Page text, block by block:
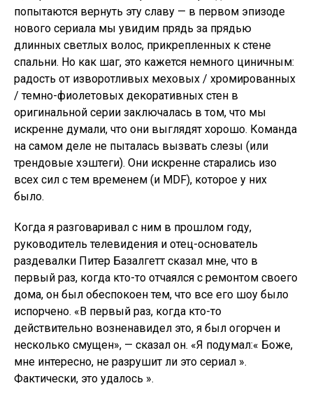
попытаются вернуть эту славу — в первом эпизоде
нового сериала мы увидим прядь за прядью
длинных светлых волос, прикрепленных к стене
спальни. Но как шаг, это кажется немного циничным:
радость от изворотливых меховых / хромированных
/ темно-фиолетовых декоративных стен в
оригинальной серии заключалась в том, что мы
искренне думали, что они выглядят хорошо. Команда
на самом деле не пыталась вызвать слезы (или
трендовые хэштеги). Они искренне старались изо
всех сил с тем временем (и MDF), которое у них
было.
Когда я разговаривал с ним в прошлом году,
руководитель телевидения и отец-основатель
раздевалки Питер Базалгетт сказал мне, что в
первый раз, когда кто-то отчаялся с ремонтом своего
дома, он был обеспокоен тем, что все его шоу было
испорчено. «В первый раз, когда кто-то
действительно возненавидел это, я был огорчен и
несколько смущен», — сказал он. «Я подумал:« Боже,
мне интересно, не разрушит ли это сериал ».
Фактически, это удалось ».